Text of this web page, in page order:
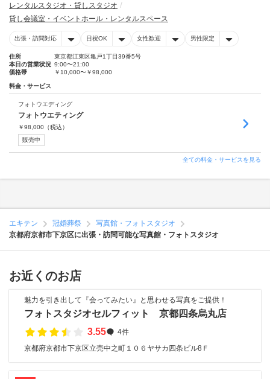
レンタルスタジオ・貸しスタジオ
貸し会議室・イベントホール・レンタルスペース
出張・訪問対応 日祝OK 女性歓迎 男性限定
住所
東京都江東区亀戸1丁目39番5号
本日の営業状況 9:00〜21:00
価格帯
￥10,000〜￥98,000
料金・サービス
フォトウエディング
フォトウエティング
￥98,000 （税込）
販売中
全ての料金・サービスを見る
エキテン 冠婚葬祭
写真館・フォトスタジオ
京都府京都市下京区に出張・訪問可能な写真館・フォトスタジオ
お近くのお店
魅力を引き出して『会ってみたい』と思わせる写真をご提供！
フォトスタジオセルフィット 京都四条烏丸店
3.55
4件
京都府京都市下京区立売中之町１０６ヤサカ四条ビル8Ｆ